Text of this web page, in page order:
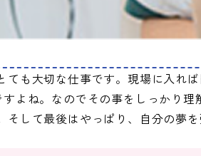
も大切な仕事です。現場に入れ
よね。なのでその事をしっかり
して最後はやっぱり、自分の夢